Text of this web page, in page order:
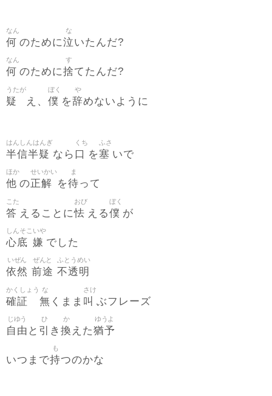
何
なん
のために泣
な
いたんだ?
何
なん
のために捨
す
てたんだ?
疑
うたが
え、 僕
ぼく
を辞
や
めないように
半信半疑
はんしんはんぎ
なら 口
くち
を塞
ふさ
いで
他
ほか
の 正解
せいかい
を待
ま
って
答
こた
えることに怯
おび
える僕
ぼく
が
心底
しんそこ
嫌
いや
でした
依然
いぜん
前途
ぜんと
不透明
ふとうめい
確証
かくしょう
無
な
くまま 叫
さけ
ぶフレーズ
自由
じゆう
と 引
ひ
き 換
か
えた猶予
ゆうよ
いつまで持
も
つのかな